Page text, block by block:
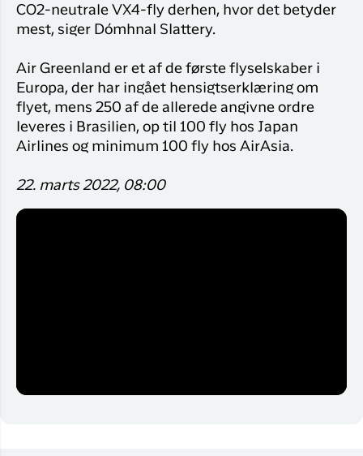
CO2-neutrale VX4-fly derhen, hvor det betyder
mest, siger Dómhnal Slattery.
Air Greenland er et af de første flyselskaber i
Europa, der har ingået hensigtserklæring om
flyet, mens 250 af de allerede angivne ordre
leveres i Brasilien, op til 100 fly hos Japan
Airlines og minimum 100 fly hos AirAsia.
22. marts 2022, 08:00